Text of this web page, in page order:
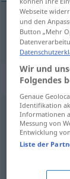
overspændt,
überheblich
extravagant
Webseite
und den
Button „Mehr
Wir und
Folgendes
Genaue
Identifikation
Informationen
Messung von
Entwicklung
Liste der